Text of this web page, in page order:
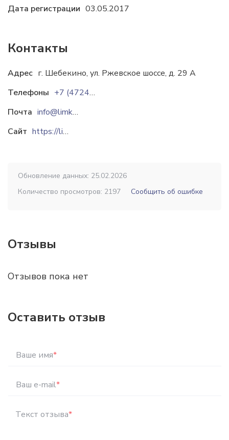
Дата регистрации 03.05.2017
Контакты
Адрес г. Шебекино, ул. Ржевcкое шоссе, д. 29 А
Телефоны
+7 (47248) 5-46-13
Почта
info@limkorm.ru
Сайт
https://limkorm.ru
Обновление данных: 25.02.2026
Количество просмотров: 2197
Сообщить об ошибке
Отзывы
Отзывов пока нет
Оставить отзыв
Ваше имя*
Ваш e-mail*
Текст отзыва*